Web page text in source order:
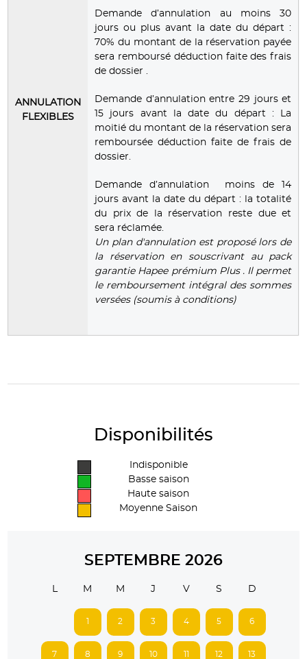
ANNULATION
FLEXIBLES
Demande d’annulation au moins 30
jours ou plus avant la date du départ :
70% du montant de la réservation payée
sera remboursé déduction faite des frais
de dossier .
Demande d’annulation entre 29 jours et
15 jours avant la date du départ : La
moitié du montant de la réservation sera
remboursée déduction faite de frais de
dossier.
Demande d’annulation moins de 14
jours avant la date du départ : la totalité
du prix de la réservation reste due et
sera réclamée.
Un plan d'annulation est proposé lors de
la réservation en souscrivant au pack
garantie Hapee prémium Plus . Il permet
le remboursement intégral des sommes
versées (soumis à conditions)
Disponibilités
Indisponible
Basse saison
Haute saison
Moyenne Saison
SEPTEMBRE 2026
M M J V S D
1 2 3 4 5 6
7 8 9 10 11 12 13